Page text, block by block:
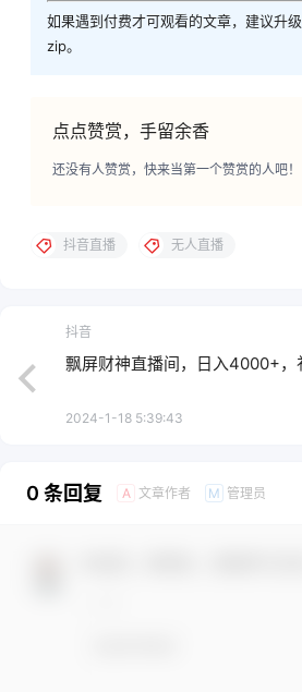
如果遇到付费才可观看的文章，建议升级
zip。
点点赞赏，手留余香
还没有人赞赏，快来当第一个赞赏的人吧！
抖音直播 无人直播
抖音
飘屏财神直播间，日入4000+
2024-1-18 5:39:43
0 条回复 A 文章作者 M 管理员